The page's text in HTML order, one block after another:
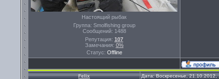
Настоящий рыбак
Группа: Smolfishing group
Сообщений: 1488
Репутация: 107
Замечания: 0%
Статус: Offline
Felix Дата: Воскресенье,